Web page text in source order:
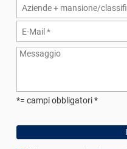
*= campi obbligatori